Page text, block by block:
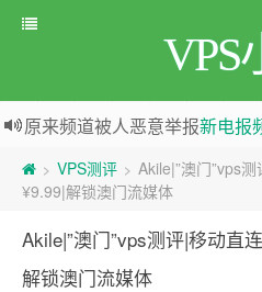
VPS
原来频道被人恶意举报新电报
> VPS测评 > Akile|”澳门”vps
¥9.99|解锁澳门流媒体
Akile|”澳门”vps测评|移动直
解锁澳门流媒体